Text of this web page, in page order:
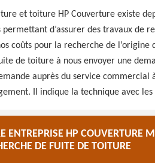
et toiture HP Couverture existe
permettant d’assurer des travaux de
coûts pour la recherche de
de toiture à nous envoyer une
auprès du service commercial
Il indique la technique avec
ENTREPRISE HP COUVERTURE
DE FUITE DE TOITURE